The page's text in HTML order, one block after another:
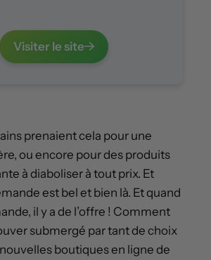
Visiter le site
prenaient cela pour une
ou encore pour des produits
à diaboliser à tout prix. Et
est bel et bien là. Et quand
il y a de l’offre ! Comment
submergé par tant de choix
boutiques en ligne de